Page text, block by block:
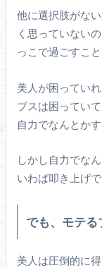
他に選択肢がな
く思っていない
っこで過ごすこと
美人が困ってい
ブスは困ってい
自力でなんとか
しかし自力でな
いわば叩き上げ
でも、モテる
美人は圧倒的に得